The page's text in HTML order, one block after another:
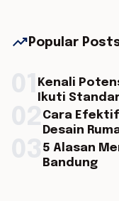
trending_up Popular
Kenali
Ikuti
Cara
Desain
5 Alasan
Bandung